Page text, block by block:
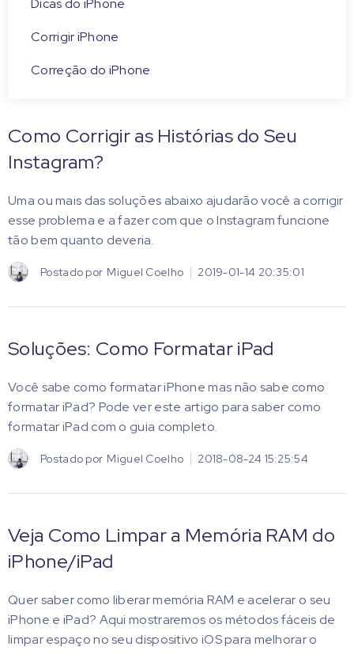
Dicas do iPhone
Corrigir iPhone
Correção do iPhone
Como Corrigir as Histórias do Seu
Instagram?
Uma ou mais das soluções abaixo ajudarão você a corrigir
esse problema e a fazer com que o Instagram funcione
tão bem quanto deveria.
Postado por Miguel Coelho 2019-01-14 20:35:01
Soluções: Como Formatar iPad
Você sabe como formatar iPhone mas não sabe como
formatar iPad? Pode ver este artigo para saber como
formatar iPad com o guia completo.
Postado por Miguel Coelho 2018-08-24 15:25:54
Veja Como Limpar a Memória RAM do
iPhone/iPad
Quer saber como liberar memória RAM e acelerar o seu
iPhone e iPad? Aqui mostraremos os métodos fáceis de
limpar espaço no seu dispositivo iOS para melhorar o